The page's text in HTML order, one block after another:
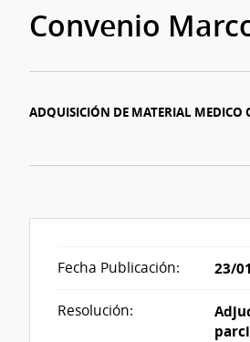
Convenio
ADQUISICIÓN DE MATERIAL
Fecha Publicación: 23/
Resolución: